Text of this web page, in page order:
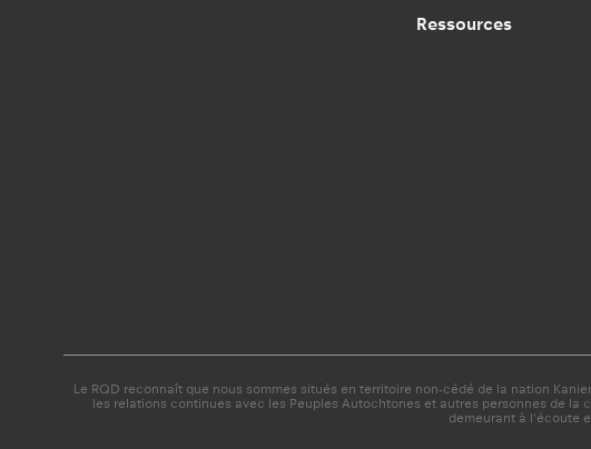
Ressources
Le RQD reconnaît que nous sommes situés en territoire non-cédé de la nation
les relations continues avec les Peuples Autochtones et autres personnes de
demeurant à l'écoute